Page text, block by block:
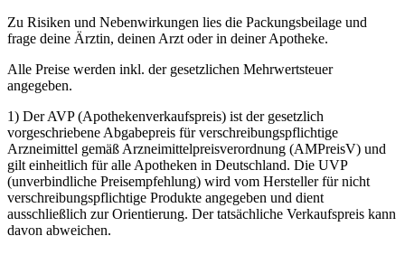
Zu Risiken und Nebenwirkungen lies die Packungsbeilage und
frage deine Ärztin, deinen Arzt oder in deiner Apotheke.
Alle Preise werden inkl. der gesetzlichen Mehrwertsteuer
angegeben.
1) Der AVP (Apothekenverkaufspreis) ist der gesetzlich
vorgeschriebene Abgabepreis für verschreibungspflichtige
Arzneimittel gemäß Arzneimittelpreisverordnung (AMPreisV) und
gilt einheitlich für alle Apotheken in Deutschland. Die UVP
(unverbindliche Preisempfehlung) wird vom Hersteller für nicht
verschreibungspflichtige Produkte angegeben und dient
ausschließlich zur Orientierung. Der tatsächliche Verkaufspreis kann
davon abweichen.